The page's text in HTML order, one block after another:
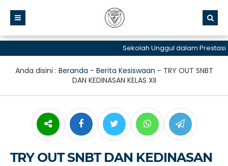
Sekolah Unggul dalam Prestasi
Anda disini : Beranda - Berita Kesiswaan - TRY OUT SNBT
DAN KEDINASAN KELAS XII
TRY OUT SNBT DAN KEDINASAN